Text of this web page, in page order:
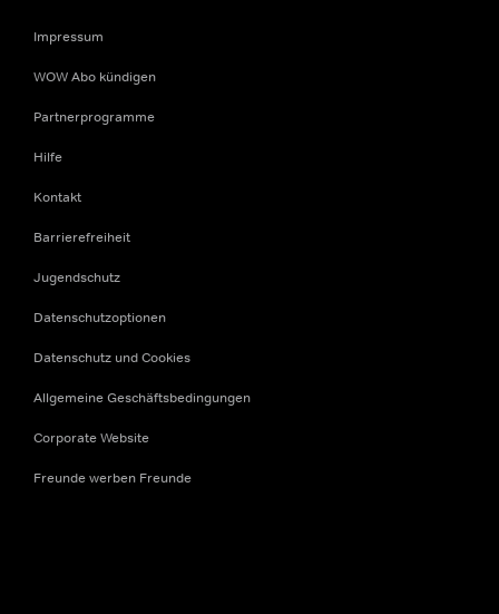
Impressum
WOW Abo kündigen
Partnerprogramme
Hilfe
Kontakt
Barrierefreiheit
Jugendschutz
Datenschutzoptionen
Datenschutz und Cookies
Allgemeine Geschäftsbedingungen
Corporate Website
Freunde werben Freunde